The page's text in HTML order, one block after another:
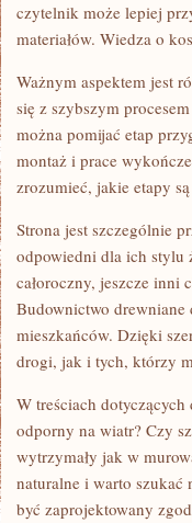
czytelnik może lepiej
materiałów. Wiedza o
Ważnym aspektem jest
się z szybszym
można pomijać etap
montaż i prace
zrozumieć, jakie etapy
Strona jest szczególnie
odpowiedni dla ich stylu
całoroczny, jeszcze inni
Budownictwo
mieszkańców. Dzięki
drogi, jak i tych, którzy
W treściach
odporny na wiatr? Czy
wytrzymały jak w
naturalne i warto
być zaprojektowany